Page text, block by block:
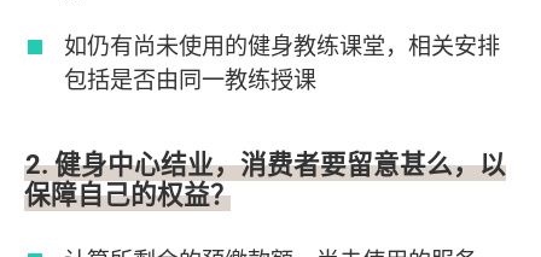
如仍有尚未使用的健身教练课堂，相关安排
包括是否由同一教练授课
2. 健身中心结业，消费者要留意甚么，以
保障自己的权益？